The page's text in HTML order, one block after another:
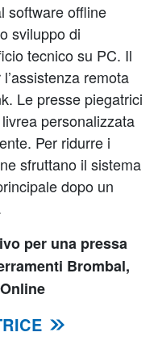
software offline
sviluppo di
tecnico su PC. Il
remota
Le presse piegatrici
personalizzata
Per ridurre i
sfruttano il sistema
dopo un
per una pressa
Brombal,